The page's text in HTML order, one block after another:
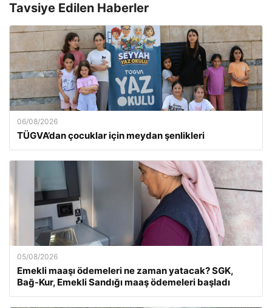
Tavsiye Edilen Haberler
06/08/2026
TÜGVA’dan çocuklar için meydan şenlikleri
05/08/2026
Emekli maaşı ödemeleri ne zaman yatacak? SGK,
Bağ-Kur, Emekli Sandığı maaş ödemeleri başladı